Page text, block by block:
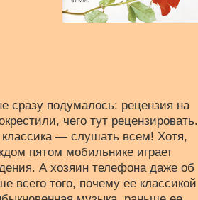
сразу подумалось: рецензия на
чего тут рецензировать.
— слушать всем! Хотя,
пятом мобильнике играет
А хозяин телефона даже об
всего того, почему ее классикой